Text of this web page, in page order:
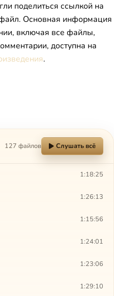
поделиться ссылкой на
Основная информация
включая все файлы,
доступна на
.
127 файлов Слушать всё
1:18:25
1:26:13
1:15:56
1:24:01
1:23:06
1:29:10